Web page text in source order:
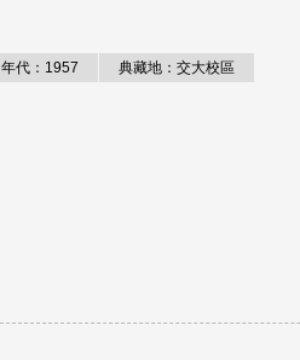
年代：1957 典藏地：交大校區